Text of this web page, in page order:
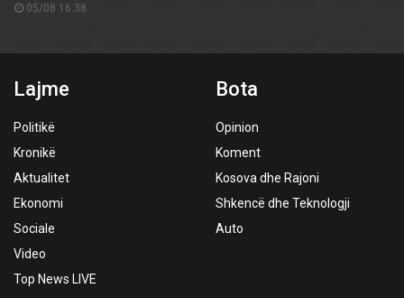
05/08 16:38
Lajme
Politikë
Kronikë
Aktualitet
Ekonomi
Sociale
Video
Top News LIVE
Bota
Opinion
Koment
Kosova dhe Rajoni
Shkencë dhe Teknologji
Auto